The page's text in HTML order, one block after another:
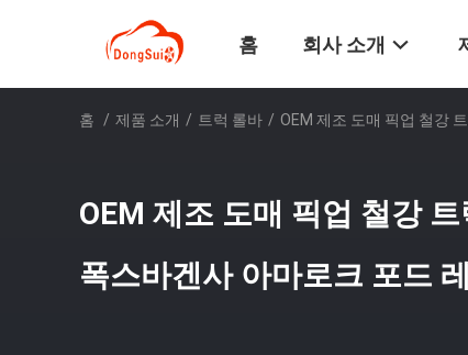
홈 회사 소개
홈 / 제품 소개 / 트럭 롤바 / OEM 제조 도매 픽업 철강
OEM 제조 도매 픽업 철강
폭스바겐사 아마로크 포드